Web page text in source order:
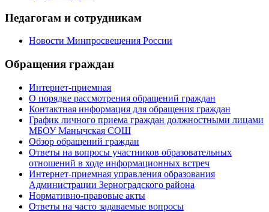
Педагогам и сотрудникам
Новости Минпросвещения России
Обращения граждан
Интернет-приемная
О порядке рассмотрения обращений граждан
Контактная информация для обращения граждан
График личного приема граждан должностными лицами
МБОУ Манычская СОШ
Обзор обращений граждан
Ответы на вопросы участников образовательных
отношений в ходе информационных встреч
Интернет-приемная управления образования
Администрации Зерноградского района
Нормативно-правовые акты
Ответы на часто задаваемые вопросы